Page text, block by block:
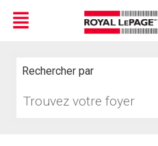
Menu
Rechercher par
votre